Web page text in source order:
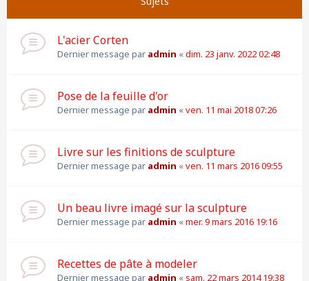
L'acier Corten
Dernier message par admin «dim. 23 janv. 2022 02:48
Pose de la feuille d'or
Dernier message par admin «ven. 11 mai 2018 07:26
Livre sur les finitions de sculpture
Dernier message par admin «ven. 11 mars 2016 09:55
Un beau livre imagé sur la sculpture
Dernier message par admin «mer. 9 mars 2016 19:16
Recettes de pâte à modeler
Dernier message par admin «sam. 22 mars 2014 19:38